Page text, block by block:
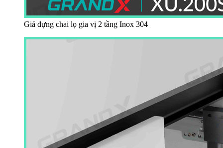
Giá đựng chai lọ gia vị 2 tầng Inox 304